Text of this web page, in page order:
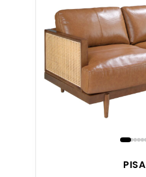
Entrega rápida
PISA